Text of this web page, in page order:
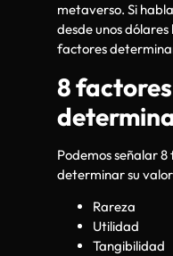
metaverso. Si
desde unos
factores
8
Podemos señalar
determinar su
Rareza
Utilidad
Tangibilidad